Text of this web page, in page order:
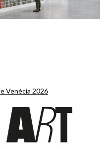
Venècia 2026